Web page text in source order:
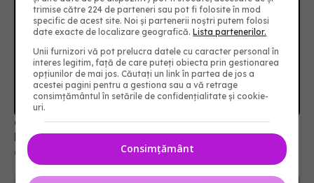
Colebil și Panzcebil, blocate la vânzare în
România. Anunțul făcut de Biofarm
04 aug 2026, 19:47
trimise către 224 de parteneri sau pot fi folosite în mod
specific de acest site. Noi și partenerii noștri putem folosi
date exacte de localizare geografică.Lista partenerilor.
Unii furnizori vă pot prelucra datele cu caracter personal în
interes legitim, față de care puteți obiecta prin gestionarea
opțiunilor de mai jos. Căutați un link în partea de jos a
acestei pagini pentru a gestiona sau a vă retrage
consimțământul în setările de confidențialitate și cookie-
uri.
Consimțământ